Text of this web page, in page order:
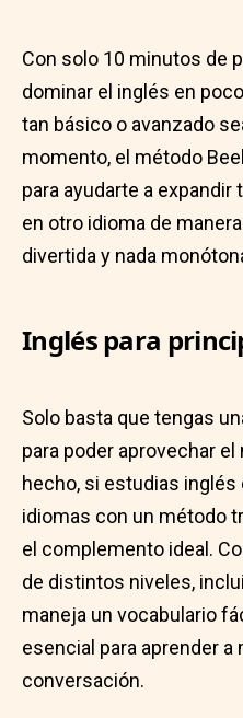
Con solo 10 minutos de
dominar el inglés en
tan básico o avanzado
momento, el método
para ayudarte a expandir
en otro idioma de
divertida y nada
Inglés para
Solo basta que tengas
para poder aprovechar
hecho, si estudias inglés
idiomas con un método
el complemento ideal.
de distintos niveles,
maneja un vocabulario
esencial para aprender a
conversación.